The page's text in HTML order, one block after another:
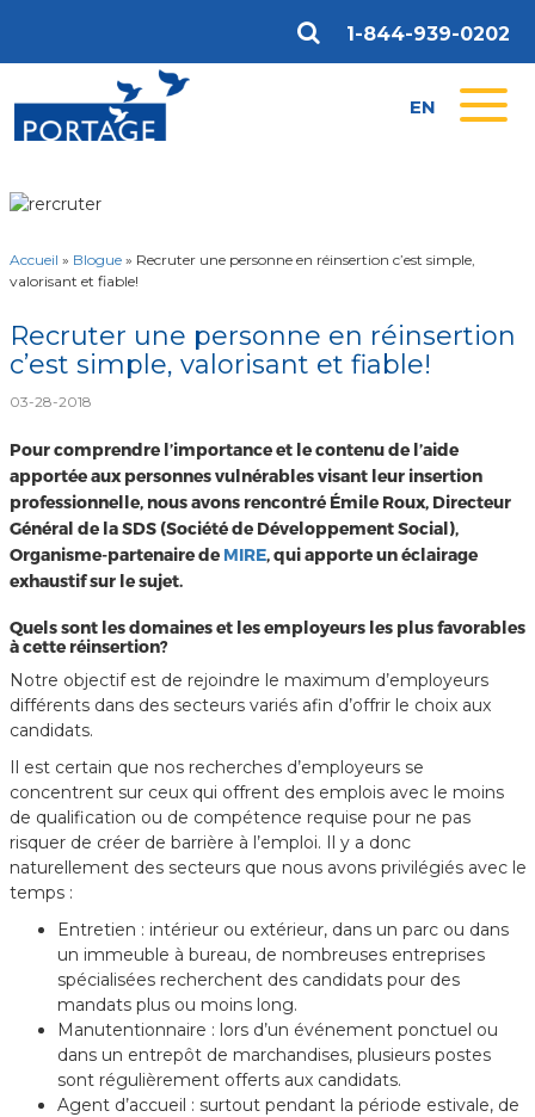
1-844-939-0202
EN
Accueil » Blogue» Recruter une personne en réinsertion c’est simple,
valorisant et fiable!
Recruter une personne en réinsertion
c’est simple, valorisant et fiable!
03-28-2018
Pour comprendre l’importance et le contenu de l’aide
apportée aux personnes vulnérables visant leur insertion
professionnelle, nous avons rencontré Émile Roux, Directeur
Général de la SDS (Société de Développement Social),
Organisme-partenaire de MIRE, qui apporte un éclairage
exhaustif sur le sujet.
Quels sont les domaines et les employeurs les plus favorables
à cette réinsertion?
Notre objectif est de rejoindre le maximum d’employeurs
différents dans des secteurs variés afin d’offrir le choix aux
candidats.
Il est certain que nos recherches d’employeurs se
concentrent sur ceux qui offrent des emplois avec le moins
de qualification ou de compétence requise pour ne pas
risquer de créer de barrière à l’emploi. Il y a donc
naturellement des secteurs que nous avons privilégiés avec le
temps :
Entretien : intérieur ou extérieur, dans un parc ou dans
un immeuble à bureau, de nombreuses entreprises
spécialisées recherchent des candidats pour des
mandats plus ou moins long.
Manutentionnaire : lors d’un événement ponctuel ou
dans un entrepôt de marchandises, plusieurs postes
sont régulièrement offerts aux candidats.
Agent d’accueil : surtout pendant la période estivale, de